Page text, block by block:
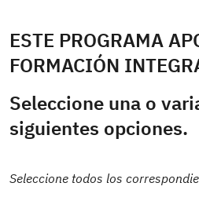
ESTE PROGRAMA
FORMACIÓN
Seleccione una o
siguientes opciones.
Seleccione todos los